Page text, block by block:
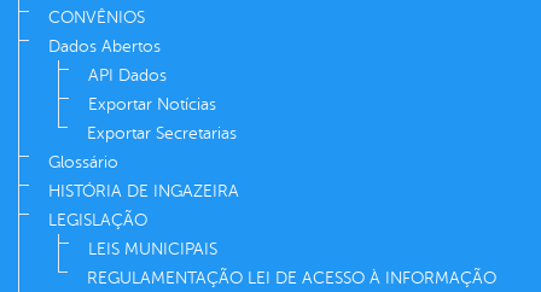
CONVÊNIOS
Dados Abertos
API Dados
Exportar Notícias
Exportar Secretarias
Glossário
HISTÓRIA DE INGAZEIRA
LEGISLAÇÃO
LEIS MUNICIPAIS
REGULAMENTAÇÃO LEI DE ACESSO À INFORMAÇÃO